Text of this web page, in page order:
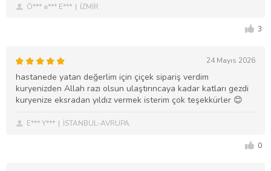
Ö*** a*** E*** İZMİR
3
24 Mayıs 2026
hastanede yatan değerlim için çiçek sipariş verdim
kuryenizden Allah razı olsun ulaştırıncaya kadar katları gezdi
kuryenize eksradan yıldız vermek isterim çok teşekkürler 😊
E*** Y*** İSTANBUL-AVRUPA
0